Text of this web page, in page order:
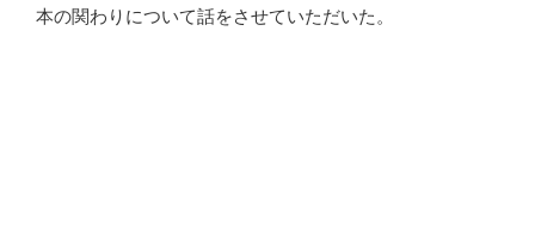
本の関わりについて話をさせていただいた。